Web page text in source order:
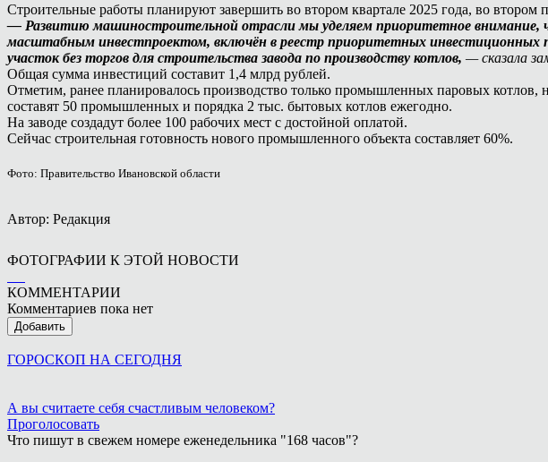
Строительные работы планируют завершить во втором квартале 2025 года, во втором
— Развитию машиностроительной отрасли мы уделяем приоритетное внимание,
масштабным инвестпроектом, включён в реестр приоритетных инвестиционных
участок без торгов для строительства завода по производству котлов, — сказала
Общая сумма инвестиций составит 1,4 млрд рублей.
Отметим, ранее планировалось производство только промышленных паровых
составят 50 промышленных и порядка 2 тыс. бытовых котлов ежегодно.
На заводе создадут более 100 рабочих мест с достойной оплатой.
Сейчас строительная готовность нового промышленного объекта составляет 60%.
Фото: Правительство Ивановской области
Автор: Редакция
ФОТОГРАФИИ К ЭТОЙ НОВОСТИ
КОММЕНТАРИИ
Комментариев пока нет
Добавить
ГОРОСКОП НА СЕГОДНЯ
А вы считаете себя счастливым человеком?
Проголосовать
Что пишут в свежем номере еженедельника "168 часов"?